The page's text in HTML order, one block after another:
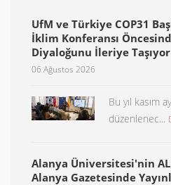
UfM ve Türkiye COP31
İklim Konferansı
Diyaloğunu İleriye Taşıyor
06 Ağustos 2026
Bu yıl kasım
düzenlenec...
Alanya Üniversitesi'nin
Alanya Gazetesinde